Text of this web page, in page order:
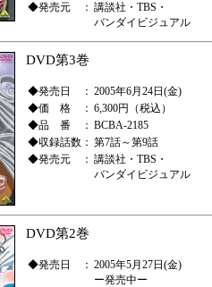
◆発売元 ： 講談社・TBS・
バンダイビジュアル
DVD第3巻
◆発売日 ： 2005年6月24日(金)
◆価 格 ： 6,300円（税込）
◆品 番 ： BCBA-2185
◆収録話数： 第7話～第9話
◆発売元 ： 講談社・TBS・
バンダイビジュアル
DVD第2巻
◆発売日 ： 2005年5月27日(金)
ー発売中ー